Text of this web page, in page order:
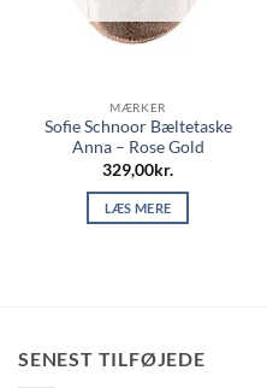
varesiden
MÆRKER
Sofie Schnoor Bæltetaske
Anna – Rose Gold
329,00kr.
LÆS MERE
SENEST TILFØJEDE